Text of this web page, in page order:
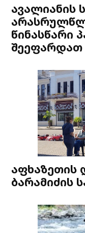
ავალიანის
წინასწარი
შეეფარდათ
აფხაზეთის
ბარამიძის